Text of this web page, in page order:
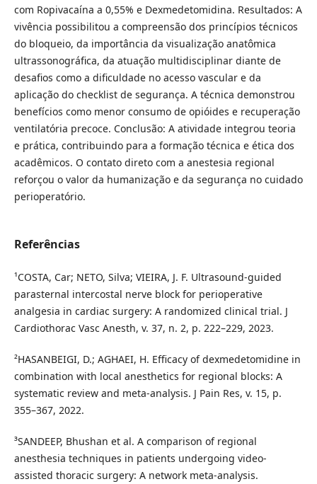
com Ropivacaína a 0,55% e Dexmedetomidina. Resultados: A
vivência possibilitou a compreensão dos princípios técnicos
do bloqueio, da importância da visualização anatômica
ultrassonográfica, da atuação multidisciplinar diante de
desafios como a dificuldade no acesso vascular e da
aplicação do checklist de segurança. A técnica demonstrou
benefícios como menor consumo de opióides e recuperação
ventilatória precoce. Conclusão: A atividade integrou teoria
e prática, contribuindo para a formação técnica e ética dos
acadêmicos. O contato direto com a anestesia regional
reforçou o valor da humanização e da segurança no cuidado
perioperatório.
Referências
¹COSTA, Car; NETO, Silva; VIEIRA, J. F. Ultrasound-guided
parasternal intercostal nerve block for perioperative
analgesia in cardiac surgery: A randomized clinical trial. J
Cardiothorac Vasc Anesth, v. 37, n. 2, p. 222–229, 2023.
²HASANBEIGI, D.; AGHAEI, H. Efficacy of dexmedetomidine in
combination with local anesthetics for regional blocks: A
systematic review and meta-analysis. J Pain Res, v. 15, p.
355–367, 2022.
³SANDEEP, Bhushan et al. A comparison of regional
anesthesia techniques in patients undergoing video-
assisted thoracic surgery: A network meta-analysis.